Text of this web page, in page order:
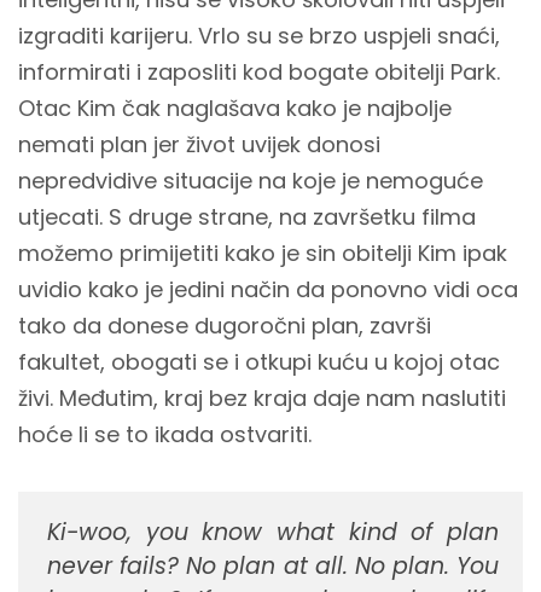
izgraditi karijeru. Vrlo su se brzo uspjeli snaći,
informirati i zaposliti kod bogate obitelji Park.
Otac Kim čak naglašava kako je najbolje
nemati plan jer život uvijek donosi
nepredvidive situacije na koje je nemoguće
utjecati. S druge strane, na završetku filma
možemo primijetiti kako je sin obitelji Kim ipak
uvidio kako je jedini način da ponovno vidi oca
tako da donese dugoročni plan, završi
fakultet, obogati se i otkupi kuću u kojoj otac
živi. Međutim, kraj bez kraja daje nam naslutiti
hoće li se to ikada ostvariti.
Ki-woo, you know what kind of plan
never fails? No plan at all. No plan. You